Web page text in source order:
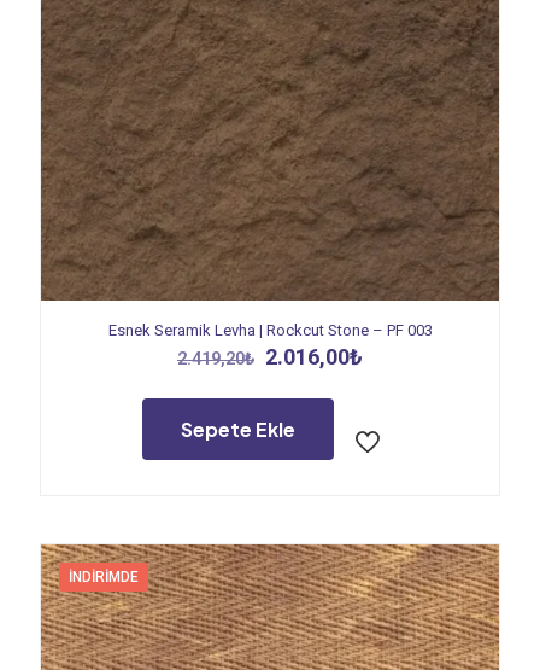
Esnek Seramik Levha | Rockcut Stone – PF 003
2.419,20₺ Orijinal
2.419,20₺.
2.016,00₺
Sepete Ekle
İNDIRIMDE